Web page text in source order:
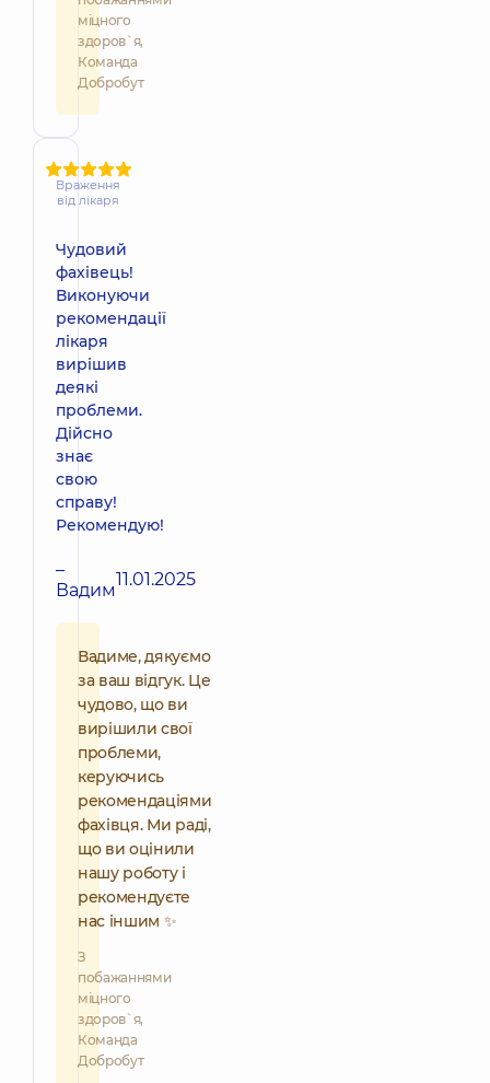
міцного
здоров`я,
Команда
Добробут
Враження
від лікаря
Чудовий
фахівець!
Виконуючи
рекомендації
лікаря
вирішив
деякі
проблеми.
Дійсно
знає
свою
справу!
Рекомендую!
–
Вадим11.01.2025
Вадиме, дякуємо
за ваш відгук. Це
чудово, що ви
вирішили свої
проблеми,
керуючись
рекомендаціями
фахівця. Ми раді,
що ви оцінили
нашу роботу і
рекомендуєте
нас іншим ✨
З
побажаннями
міцного
здоров`я,
Команда
Добробут